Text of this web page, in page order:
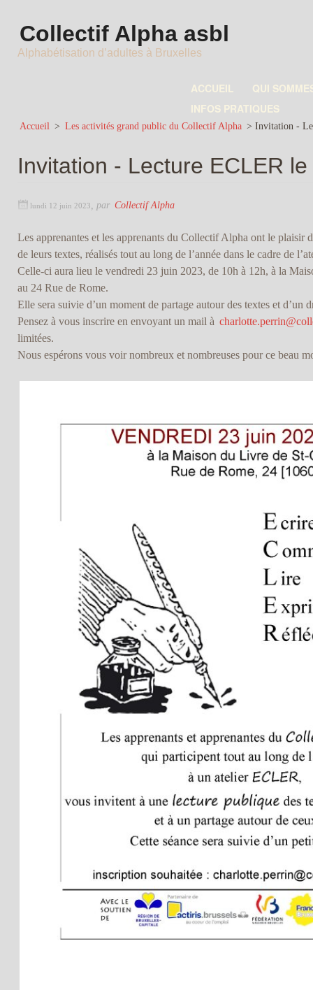
Collectif Alpha asbl
Alphabétisation d’adultes à Bruxelles
ACCUEIL
QUI
INFOS PRATIQUES
Accueil > Les activités grand public du Collectif Alpha > Invitation -
Invitation - Lecture ECLER
lundi 12 juin 2023 par Collectif Alpha
Les apprenantes et les apprenants du Collectif Alpha ont le plaisir
de leurs textes, réalisés tout au long de l’année dans le cadre de
Celle-ci aura lieu le vendredi 23 juin 2023, de 10h à 12h, à la
au 24 Rue de Rome.
Elle sera suivie d’un moment de partage autour des textes et d’un
Pensez à vous inscrire en envoyant un mail à
limitées.
Nous espérons vous voir nombreux et nombreuses pour ce beau